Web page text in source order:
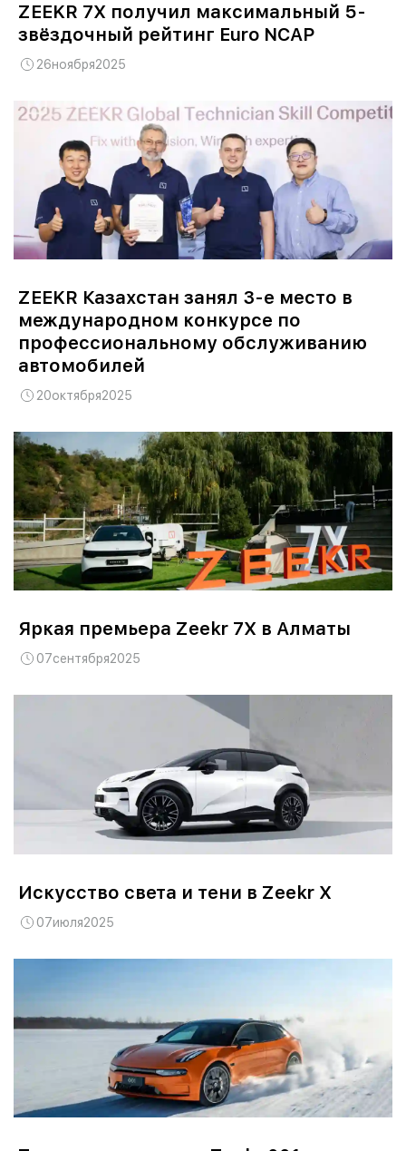
26ноября2025
ZEEKR 7X получил максимальный 5-
звёздочный рейтинг Euro NCAP
20октября2025
ZEEKR Казахстан занял 3-е место в
международном конкурсе по
профессиональному обслуживанию
автомобилей
07сентября2025
Яркая премьера Zeekr 7X в Алматы
07июля2025
Искусство света и тени в Zeekr X